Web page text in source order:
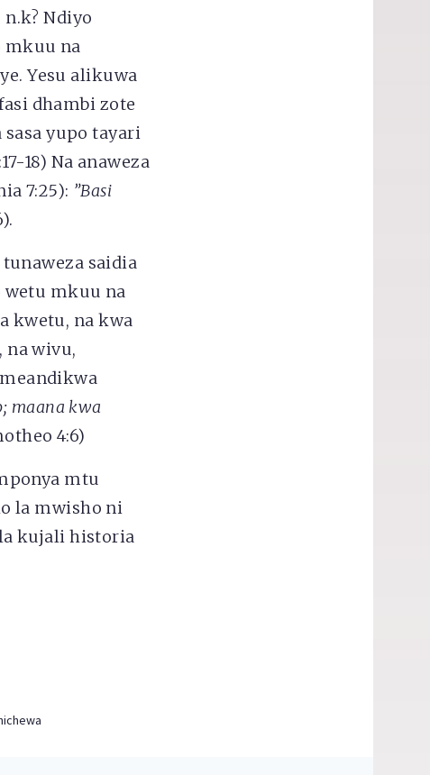
Ndiyo
mkuu na
Yesu alikuwa
dhambi zote
yupo tayari
18) Na anaweza
7:25): ”Basi
saidia
mkuu na
kwetu, na kwa
wivu,
maana kwa
4:6)
mtu
la mwisho ni
kujali historia